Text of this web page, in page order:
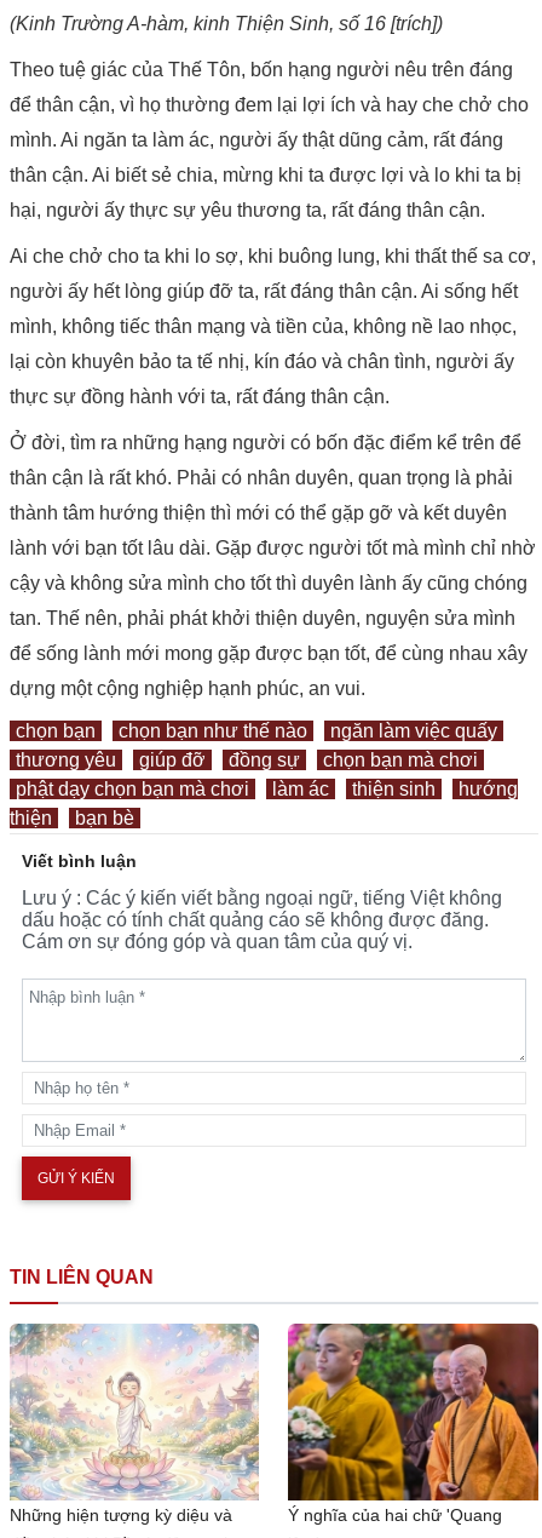
(Kinh Trường A-hàm, kinh Thiện Sinh, số 16 [trích])
Theo tuệ giác của Thế Tôn, bốn hạng người nêu trên đáng
để thân cận, vì họ thường đem lại lợi ích và hay che chở cho
mình. Ai ngăn ta làm ác, người ấy thật dũng cảm, rất đáng
thân cận. Ai biết sẻ chia, mừng khi ta được lợi và lo khi ta bị
hại, người ấy thực sự yêu thương ta, rất đáng thân cận.
Ai che chở cho ta khi lo sợ, khi buông lung, khi thất thế sa cơ,
người ấy hết lòng giúp đỡ ta, rất đáng thân cận. Ai sống hết
mình, không tiếc thân mạng và tiền của, không nề lao nhọc,
lại còn khuyên bảo ta tế nhị, kín đáo và chân tình, người ấy
thực sự đồng hành với ta, rất đáng thân cận.
Ở đời, tìm ra những hạng người có bốn đặc điểm kể trên để
thân cận là rất khó. Phải có nhân duyên, quan trọng là phải
thành tâm hướng thiện thì mới có thể gặp gỡ và kết duyên
lành với bạn tốt lâu dài. Gặp được người tốt mà mình chỉ nhờ
cậy và không sửa mình cho tốt thì duyên lành ấy cũng chóng
tan. Thế nên, phải phát khởi thiện duyên, nguyện sửa mình
để sống lành mới mong gặp được bạn tốt, để cùng nhau xây
dựng một cộng nghiệp hạnh phúc, an vui.
chọn bạn chọn bạn như thế nào
ngăn làm việc quấy
thương yêu
giúp đỡ đồng sự
chọn bạn mà chơi
phật dạy chọn bạn mà chơi
làm ác thiện sinh
hướng
thiện
bạn bè
Viết bình luận
Lưu ý : Các ý kiến viết bằng ngoại ngữ, tiếng Việt không
dấu hoặc có tính chất quảng cáo sẽ không được đăng.
Cám ơn sự đóng góp và quan tâm của quý vị.
TIN LIÊN QUAN
Những hiện tượng kỳ diệu và
Ý nghĩa của hai chữ 'Quang